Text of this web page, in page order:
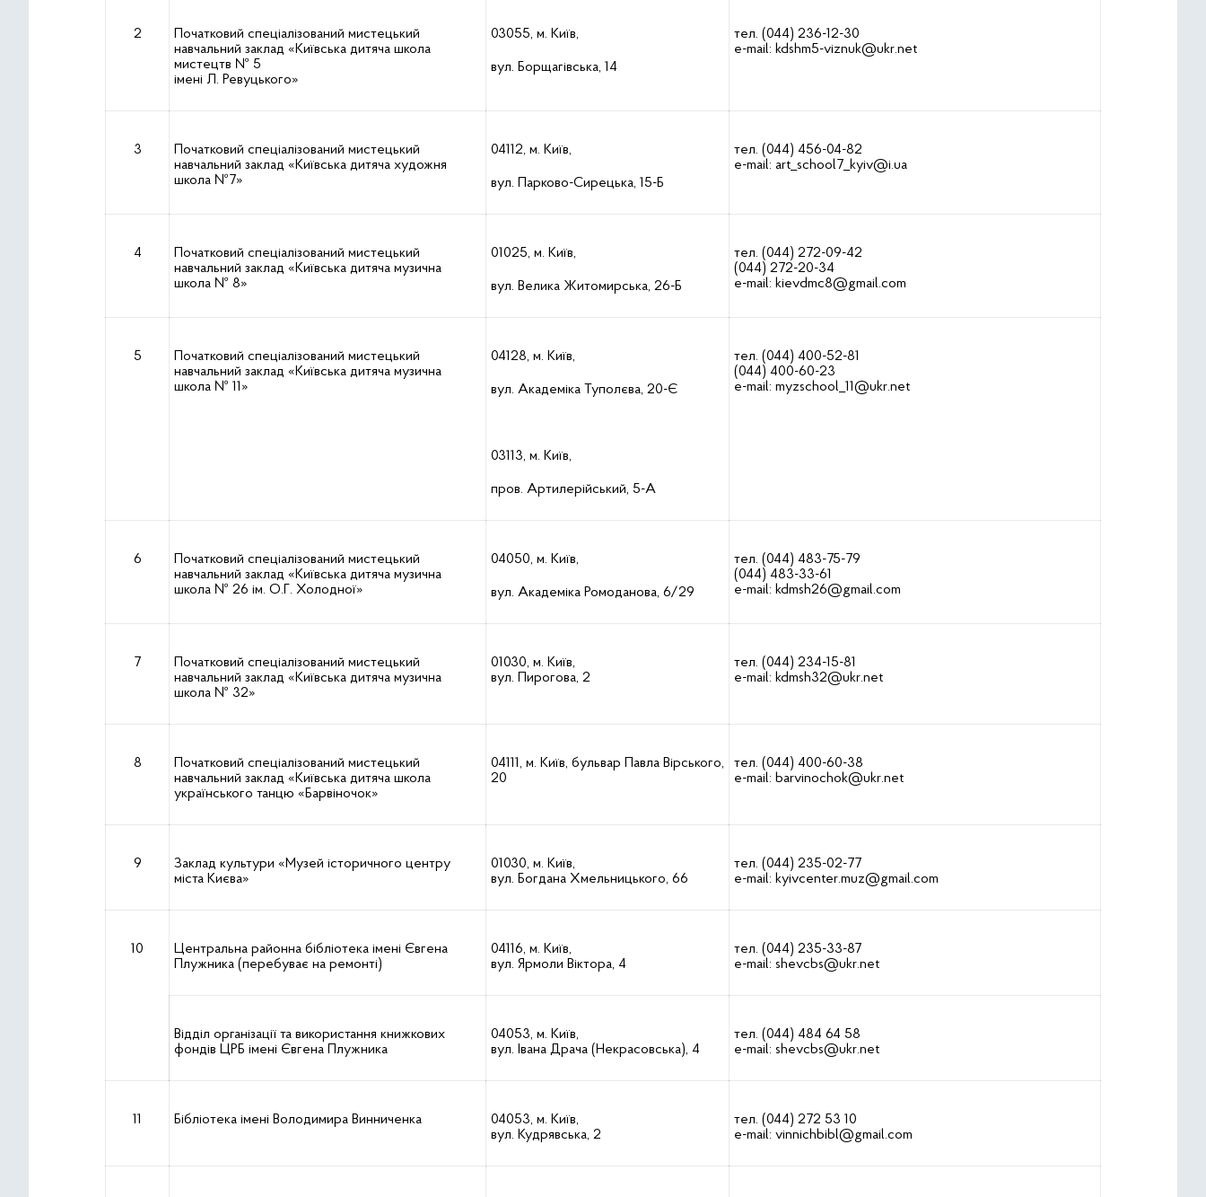
2
Початковий спеціалізований мистецький
навчальний заклад «Київська дитяча школа
мистецтв № 5
імені Л. Ревуцького»
03055, м. Київ,
вул. Борщагівська, 14
тел. (044) 236-12-30
e-mail: kdshm5-viznuk@ukr.net
3
Початковий спеціалізований мистецький
навчальний заклад «Київська дитяча художня
школа №7»
04112, м. Київ,
вул. Парково-Сирецька, 15-Б
тел. (044) 456-04-82
e-mail: art_school7_kyiv@i.ua
4
Початковий спеціалізований мистецький
навчальний заклад «Київська дитяча музична
школа № 8»
01025, м. Київ,
вул. Велика Житомирська, 26-Б
тел. (044) 272-09-42
(044) 272-20-34
e-mail: kievdmc8@gmail.com
5
Початковий спеціалізований мистецький
навчальний заклад «Київська дитяча музична
школа № 11»
04128, м. Київ,
вул. Академіка Туполєва, 20-Є
03113, м. Київ,
пров. Артилерійський, 5-А
тел. (044) 400-52-81
(044) 400-60-23
e-mail: myzschool_11@ukr.net
6
Початковий спеціалізований мистецький
навчальний заклад «Київська дитяча музична
школа № 26 ім. О.Г. Холодної»
04050, м. Київ,
вул. Академіка Ромоданова, 6/29
тел. (044) 483-75-79
(044) 483-33-61
e-mail: kdmsh26@gmail.com
7
Початковий спеціалізований мистецький
навчальний заклад «Київська дитяча музична
школа № 32»
01030, м. Київ,
вул. Пирогова, 2
тел. (044) 234-15-81
e-mail: kdmsh32@ukr.net
8
Початковий спеціалізований мистецький
навчальний заклад «Київська дитяча школа
українського танцю «Барвіночок»
04111, м. Київ, бульвар Павла Вірського,
20
тел. (044) 400-60-38
e-mail: barvinochok@ukr.net
9
Заклад культури «Музей історичного центру
міста Києва»
01030, м. Київ,
вул. Богдана Хмельницького, 66
тел. (044) 235-02-77
e-mail: kyivcenter.muz@gmail.com
10
Центральна районна бібліотека імені Євгена
Плужника (перебуває на ремонті)
04116, м. Київ,
вул. Ярмоли Віктора, 4
тел. (044) 235-33-87
e-mail: shevcbs@ukr.net
Відділ організації та використання книжкових
фондів ЦРБ імені Євгена Плужника
04053, м. Київ,
вул. Івана Драча (Некрасовська), 4
тел. (044) 484 64 58
e-mail: shevcbs@ukr.net
11 Бібліотека імені Володимира Винниченка
04053, м. Київ,
вул. Кудрявська, 2
тел. (044) 272 53 10
e-mail: vinnichbibl@gmail.com